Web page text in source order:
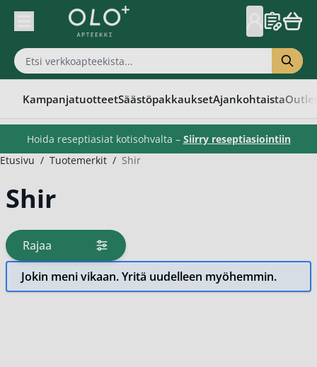
Skip to Content
KampanjatuotteetSäästöpakkauksetAjankohtaista
Hoida reseptiasiat kotisohvalta – Siirry reseptiasiointiin
Etusivu / Tuotemerkit / Shir
Shir
Rajaa
tuotteita
Jokin meni vikaan. Yritä uudelleen myöhemmin.